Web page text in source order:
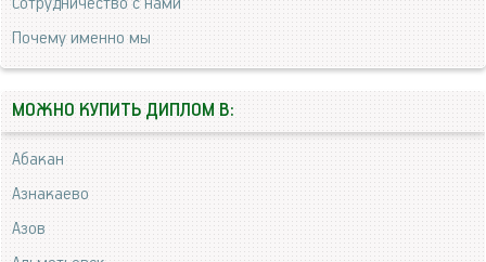
Почему именно мы
МОЖНО КУПИТЬ ДИПЛОМ В:
Абакан
Азнакаево
Азов